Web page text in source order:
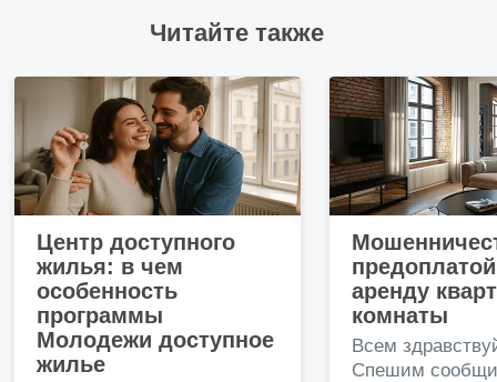
Читайте также
Центр доступного
жилья: в чем
особенность
программы
Молодежи доступное
жилье
аренду
комнаты
Всем
Спешим